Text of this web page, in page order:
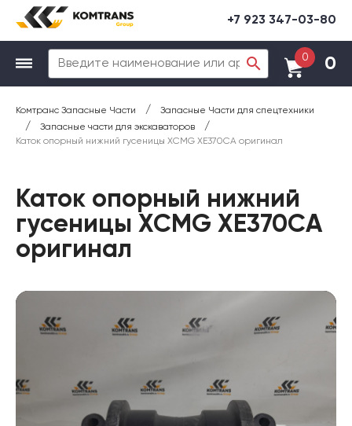
+7 923 347-03-80
0 0
Комтранс Запасные Части / Запасные Части для спецтехники
/ Запасные части для экскаваторов /
Каток опорный нижний гусеницы XCMG XE370CA оригинал
Каток опорный нижний
гусеницы XCMG XE370CA
оригинал